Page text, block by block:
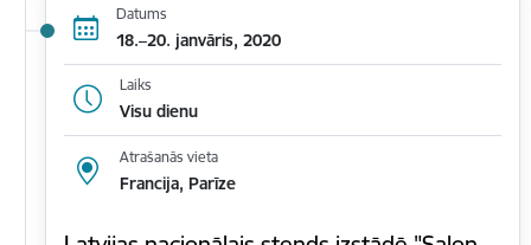
Datums
18.–20. janvāris, 2020
Laiks
Visu dienu
Atrašanās vieta
Francija, Parīze